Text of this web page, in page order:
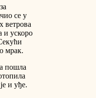
се у
ветрова
и ускоро
мрак.
пошла
и уђе.